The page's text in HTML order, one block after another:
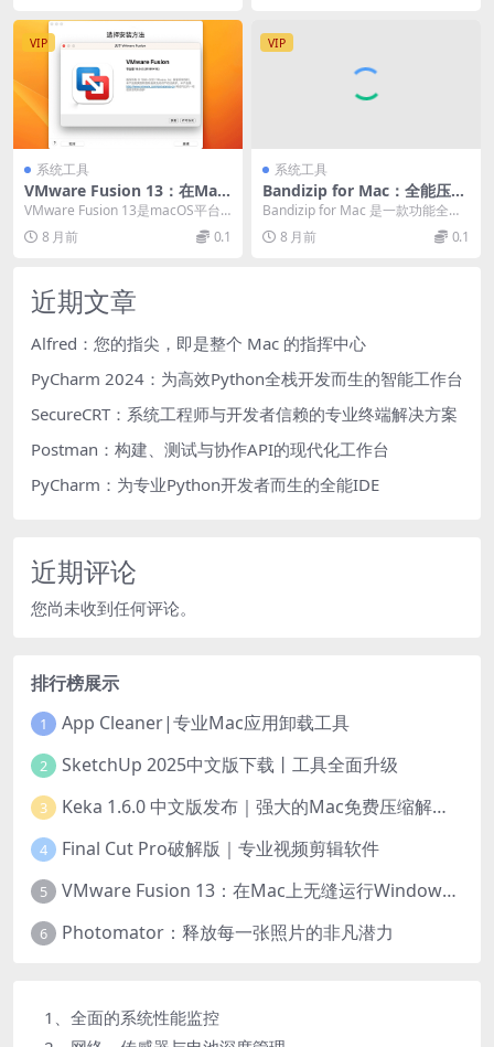
VIP
系统工具
VMware Fusion 13：在Mac
上无缝运行Windows与任何
VMware Fusion 13是macOS平台
上功能最全面、性能最强大的虚拟
化...8 月前 0.1
VIP
系统工具
Bandizip for Mac：全能压缩
解压专家｜极速支持60+格
式，远超Finder效率
Bandizip for Mac 是一款功能全
面、性能卓越的一体化归档管理软
件。...8 月前 0.1
近期文章
Alfred：您的指尖，即是整个 Mac 的指挥中心
PyCharm 2024：为高效Python全栈开发而生的智能工作台
SecureCRT：系统工程师与开发者信赖的专业终端解决方案
Postman：构建、测试与协作API的现代化工作台
PyCharm：为专业Python开发者而生的全能IDE
近期评论
您尚未收到任何评论。
排行榜展示
1 App Cleaner|专业Mac应用卸载工具
2 SketchUp 2025中文版下载丨工具全面升级
3 Keka 1.6.0 中文版发布｜强大的Mac免费压缩解压工具
4 Final Cut Pro破解版｜专业视频剪辑软件
5 VMware Fusion 13：在Mac上无缝运行Windows与任何操作系统的终极方案
6 Photomator：释放每一张照片的非凡潜力
1、全面的系统性能监控